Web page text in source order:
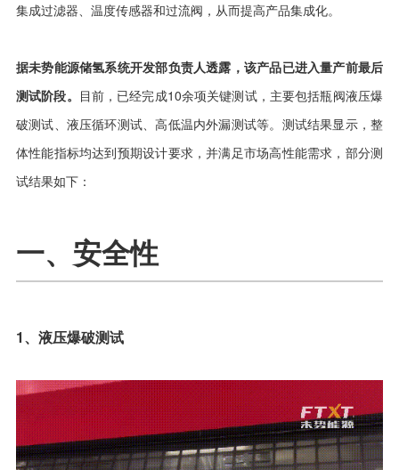
集成过滤器、温度传感器和过流阀，从而提高产品集成化。
据未势能源储氢系统开发部负责人透露，该产品已进入量产前最后
测试阶段。 目前，已经完成10余项关键测试，主要包括瓶阀液压爆
破测试、液压循环测试、高低温内外漏测试等。测试结果显示，整
体性能指标均达到预期设计要求，并满足市场高性能需求，部分测
试结果如下：
一、安全性
1、液压爆破测试